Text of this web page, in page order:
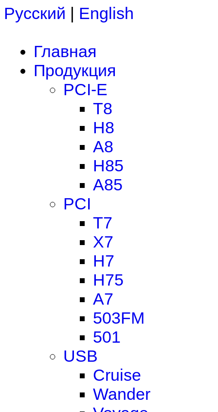
Русский | English
Главная
Продукция
PCI-E
T8
H8
A8
H85
A85
PCI
T7
X7
H7
H75
A7
503FM
501
USB
Cruise
Wander